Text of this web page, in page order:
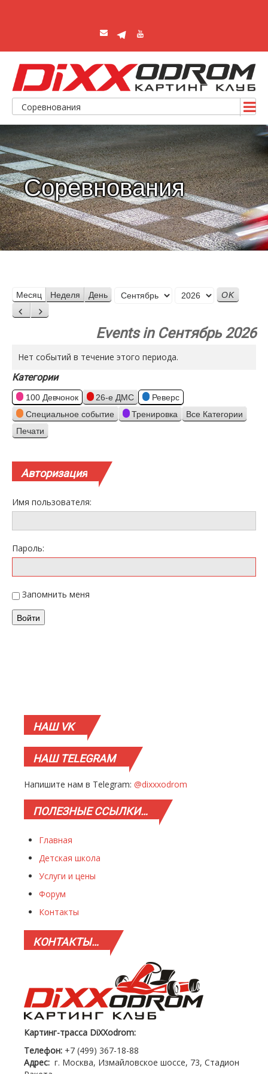
Соревнования
Соревнования
Месяц Неделя День
Месяц
Назад
Вперед
Events in Сентябрь 2026
Нет событий в течение этого периода.
Категории
100 Девчонок 26-е ДМС
Реверс
Специальное событие
Тренировка Все Категории
Просмотр
Печати
Авторизация
Имя пользователя:
Пароль:
Запомнить меня
Войти
НАШVK
НАШTELEGRAM
Напишите нам в Telegram: @dixxxodrom
ПОЛЕЗНЫЕССЫЛКИ…
Главная
Детская школа
Услуги и цены
Форум
Контакты
КОНТАКТЫ…
Картинг-трасса DiXXodrom:
Телефон: +7 (499) 367-18-88
Адрес: г. Москва, Измайловское шоссе, 73, Стадион